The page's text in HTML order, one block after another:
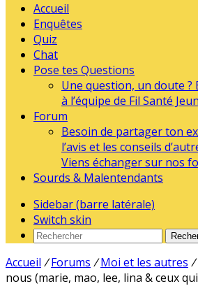
Accueil
Enquêtes
Quiz
Chat
Pose tes Questions
Une question, un doute ?
à l’équipe de Fil Santé
Forum
Besoin de partager ton
l’avis et les conseils
Viens échanger sur nos
Sourds & Malentendants
Sidebar (barre latérale)
Switch skin
Accueil / Forums / Moi et les autres /
nous (marie, mao, lee, lina & ceux